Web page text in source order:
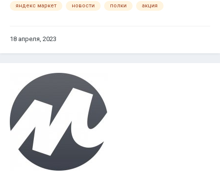
яндекс маркет новости полки акция
18 апреля, 2023